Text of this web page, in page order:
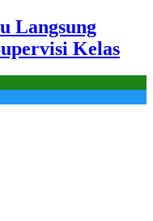
Langsung
Kelas